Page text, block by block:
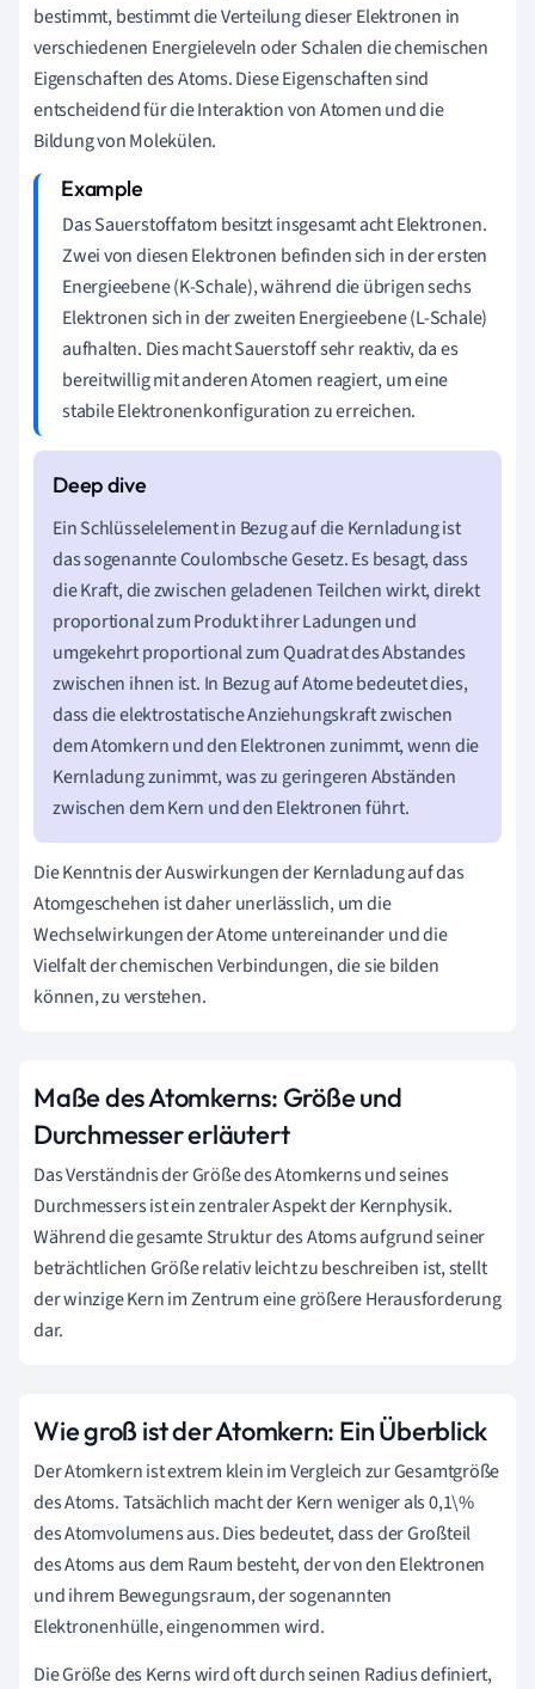
bestimmt, bestimmt die Verteilung dieser Elektronen in
verschiedenen Energieleveln oder Schalen die chemischen
Eigenschaften des Atoms. Diese Eigenschaften sind
entscheidend für die Interaktion von Atomen und die
Bildung von Molekülen.
Das Sauerstoffatom besitzt insgesamt acht Elektronen.
Zwei von diesen Elektronen befinden sich in der ersten
Energieebene (K-Schale), während die übrigen sechs
Elektronen sich in der zweiten Energieebene (L-Schale)
aufhalten. Dies macht Sauerstoff sehr reaktiv, da es
bereitwillig mit anderen Atomen reagiert, um eine
stabile Elektronenkonfiguration zu erreichen.
Ein Schlüsselelement in Bezug auf die Kernladung ist
das sogenannte Coulombsche Gesetz. Es besagt, dass
die Kraft, die zwischen geladenen Teilchen wirkt, direkt
proportional zum Produkt ihrer Ladungen und
umgekehrt proportional zum Quadrat des Abstandes
zwischen ihnen ist. In Bezug auf Atome bedeutet dies,
dass die elektrostatische Anziehungskraft zwischen
dem Atomkern und den Elektronen zunimmt, wenn die
Kernladung zunimmt, was zu geringeren Abständen
zwischen dem Kern und den Elektronen führt.
Die Kenntnis der Auswirkungen der Kernladung auf das
Atomgeschehen ist daher unerlässlich, um die
Wechselwirkungen der Atome untereinander und die
Vielfalt der chemischen Verbindungen, die sie bilden
können, zu verstehen.
Maße des Atomkerns: Größe und
Durchmesser erläutert
Das Verständnis der Größe des Atomkerns und seines
Durchmessers ist ein zentraler Aspekt der Kernphysik.
Während die gesamte Struktur des Atoms aufgrund seiner
beträchtlichen Größe relativ leicht zu beschreiben ist, stellt
der winzige Kern im Zentrum eine größere Herausforderung
dar.
Wie groß ist der Atomkern: Ein Überblick
Der Atomkern ist extrem klein im Vergleich zur Gesamtgröße
des Atoms. Tatsächlich macht der Kern weniger als 0,1\%
des Atomvolumens aus. Dies bedeutet, dass der Großteil
des Atoms aus dem Raum besteht, der von den Elektronen
und ihrem Bewegungsraum, der sogenannten
Elektronenhülle, eingenommen wird.
Die Größe des Kerns wird oft durch seinen Radius definiert,